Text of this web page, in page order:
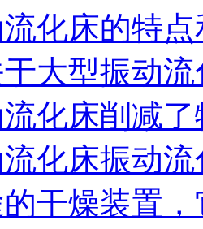
化床的特
大型振动
化床削减
化床振动
干燥装置